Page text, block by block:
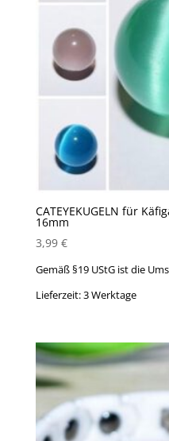
CATEYEKUGELN für
16mm
3,99 €
Gemäß §19 UStG ist die
Lieferzeit:3 Werktage